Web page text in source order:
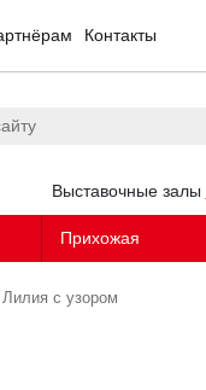
Контакты
Выставочные залы
Прихожая
Лилия с узором